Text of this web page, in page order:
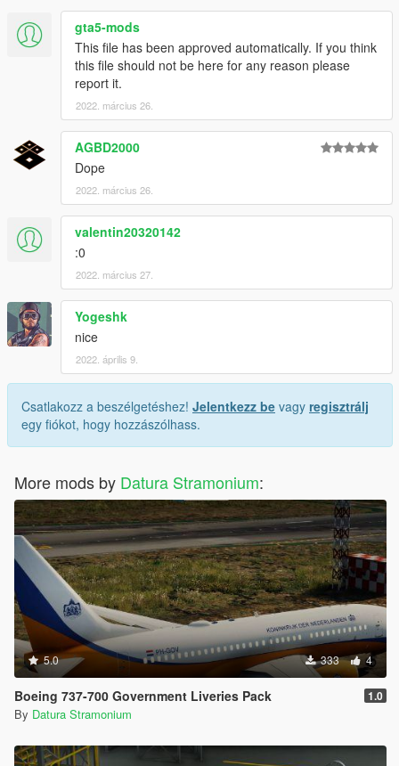
gta5-mods
This file has been approved automatically. If you think
this file should not be here for any reason please
report it.
2022. március 26.
AGBD2000
Dope
2022. március 26.
valentin20320142
:0
2022. március 27.
Yogeshk
nice
2022. április 9.
Csatlakozz a beszélgetéshez! Jelentkezz be vagy regisztrálj
egy fiókot, hogy hozzászólhass.
More mods by Datura Stramonium:
5.0 333 4
Boeing 737-700 Government Liveries Pack 1.0
By Datura Stramonium